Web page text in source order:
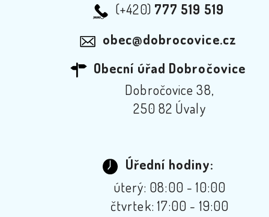
(+420) 777 519 519
obec@dobrocovice.cz
Obecní úřad Dobročovice
Dobročovice 38,
250 82 Úvaly
Úřední hodiny:
úterý: 08:00 - 10:00
čtvrtek: 17:00 - 19:00